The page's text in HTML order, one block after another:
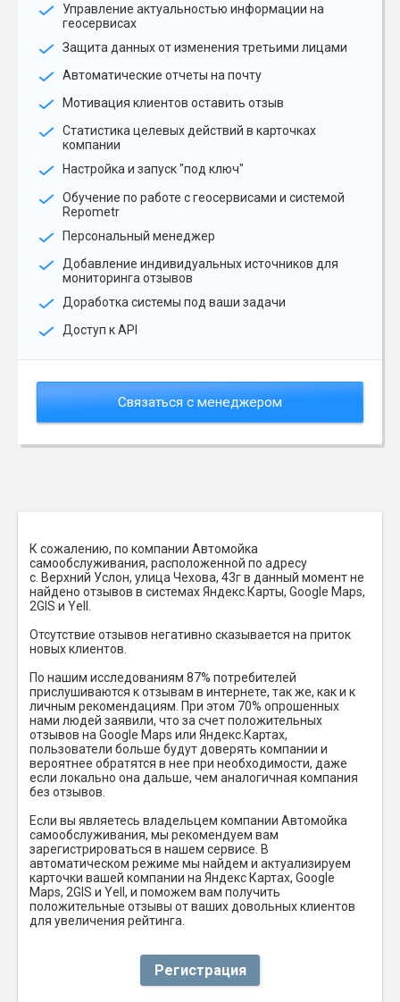
Управление актуальностью информации на
геосервисах
Защита данных от изменения третьими лицами
Автоматические отчеты на почту
Мотивация клиентов оставить отзыв
Статистика целевых действий в карточках
компании
Настройка и запуск "под ключ"
Обучение по работе с геосервисами и системой
Repometr
Персональный менеджер
Добавление индивидуальных источников для
мониторинга отзывов
Доработка системы под ваши задачи
Доступ к API
Связаться с менеджером
К сожалению, по компании Автомойка
самообслуживания, расположенной по адресу
с. Верхний Услон, улица Чехова, 43г в данный момент не
найдено отзывов в системах Яндекс.Карты, Google Maps,
2GIS и Yell.
Отсутствие отзывов негативно сказывается на приток
новых клиентов.
По нашим исследованиям 87% потребителей
прислушиваются к отзывам в интернете, так же, как и к
личным рекомендациям. При этом 70% опрошенных
нами людей заявили, что за счет положительных
отзывов на Google Maps или Яндекс.Картах,
пользователи больше будут доверять компании и
вероятнее обратятся в нее при необходимости, даже
если локально она дальше, чем аналогичная компания
без отзывов.
Если вы являетесь владельцем компании Автомойка
самообслуживания, мы рекомендуем вам
зарегистрироваться в нашем сервисе. В
автоматическом режиме мы найдем и актуализируем
карточки вашей компании на Яндекс Картах, Google
Maps, 2GIS и Yell, и поможем вам получить
положительные отзывы от ваших довольных клиентов
для увеличения рейтинга.
Регистрация